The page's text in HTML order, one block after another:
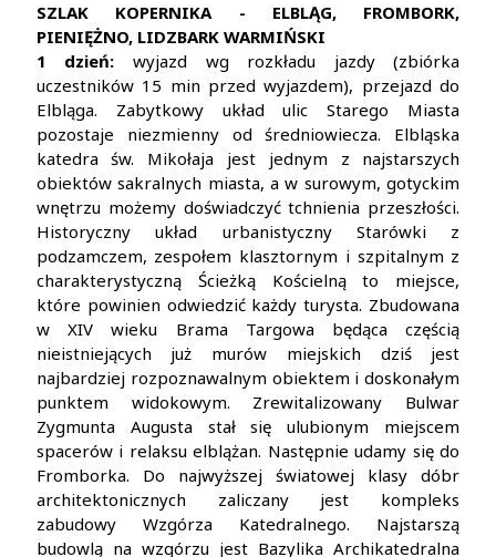
SZLAK KOPERNIKA - ELBLĄG, FROMBORK,
PIENIĘŻNO, LIDZBARK WARMIŃSKI
1 dzień: wyjazd wg rozkładu jazdy (zbiórka
uczestników 15 min przed wyjazdem), przejazd do
Elbląga. Zabytkowy układ ulic Starego Miasta
pozostaje niezmienny od średniowiecza. Elbląska
katedra św. Mikołaja jest jednym z najstarszych
obiektów sakralnych miasta, a w surowym, gotyckim
wnętrzu możemy doświadczyć tchnienia przeszłości.
Historyczny układ urbanistyczny Starówki z
podzamczem, zespołem klasztornym i szpitalnym z
charakterystyczną Ścieżką Kościelną to miejsce,
które powinien odwiedzić każdy turysta. Zbudowana
w XIV wieku Brama Targowa będąca częścią
nieistniejących już murów miejskich dziś jest
najbardziej rozpoznawalnym obiektem i doskonałym
punktem widokowym. Zrewitalizowany Bulwar
Zygmunta Augusta stał się ulubionym miejscem
spacerów i relaksu elblążan. Następnie udamy się do
Fromborka. Do najwyższej światowej klasy dóbr
architektonicznych zaliczany jest kompleks
zabudowy Wzgórza Katedralnego. Najstarszą
budowlą na wzgórzu jest Bazylika Archikatedralna